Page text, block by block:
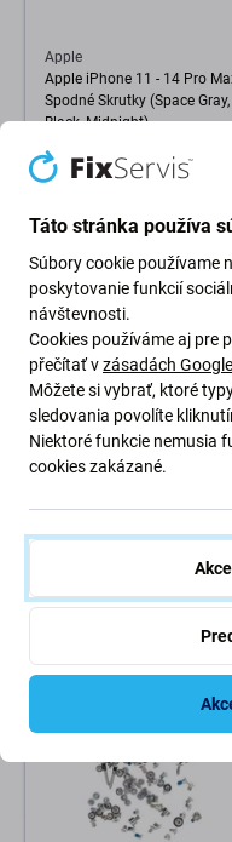
Apple
Apple iPhone 11 - 14 Pro
Spodné Skrutky (Space Gray,
Black, Midnight)
1,98 €
Spodné Skrutky (Silver,
1,98 €
Táto stránka používa
Súbory cookie používame
poskytovanie funkcií
návštevnosti.
Cookies používáme aj pre
přečítať vzásadách Google
Môžete si vybrať, ktoré
sledovania povolíte
Niektoré funkcie nemusia
cookies zakázané.